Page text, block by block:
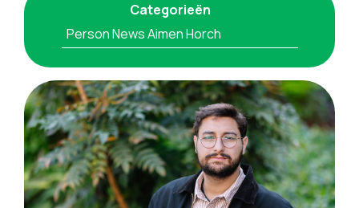
Categorieën
Person News Aimen Horch